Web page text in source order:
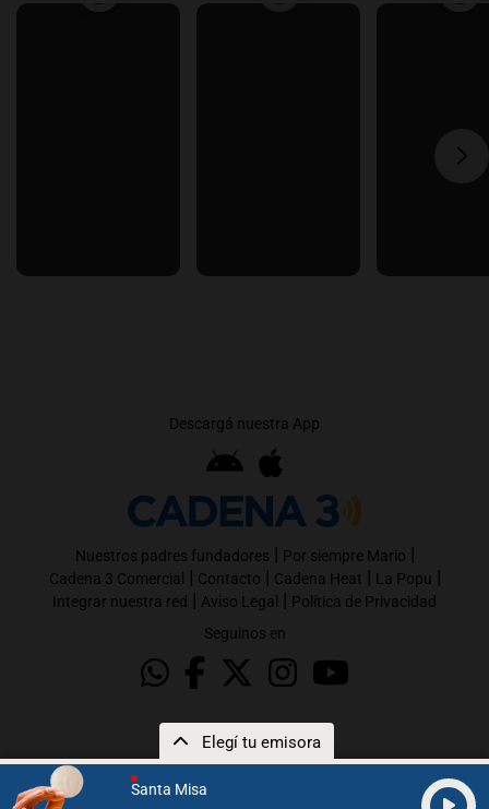
Santa Misa
Elegí tu emisora
Descargá nuestra App
Nuestros padres fundadores | Por siempre Mario |
Cadena 3 Comercial | Contacto | Cadena Heat | La Popu |
Integrar nuestra red | Aviso Legal | Política de Privacidad
Seguinos en